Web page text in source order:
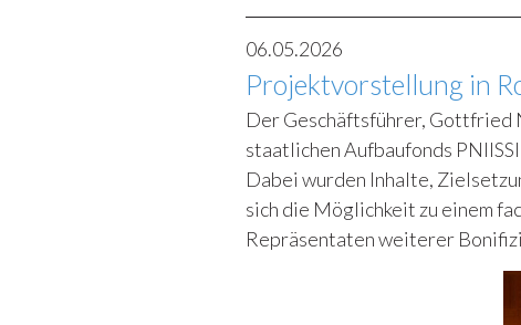
06.05.2026
Projektvorstellung in
Der Geschäftsführer, Gottfried
staatlichen Aufbaufonds
Dabei wurden Inhalte,
sich die Möglichkeit zu einem
Repräsentaten weiterer